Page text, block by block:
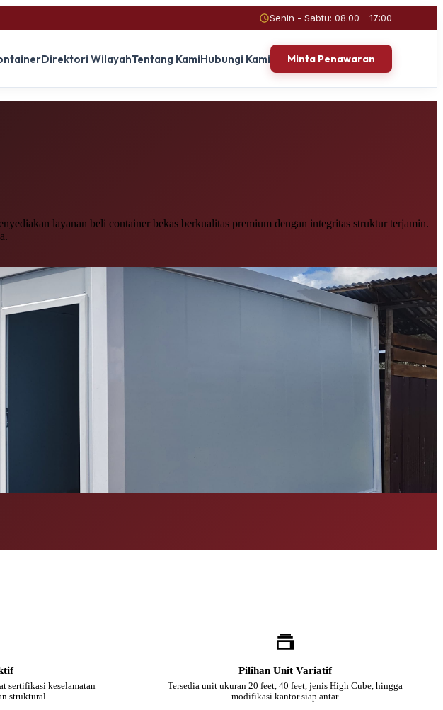
Senin - Sabtu: 08:00 - 17:00
Direktori WilayahTentang KamiHubungi Kami Minta Penawaran
layanan beli container bekas berkualitas premium dengan integritas struktur terjamin.
sertifikasi keselamatan
struktural.
Pilihan Unit Variatif
Tersedia unit ukuran 20 feet, 40 feet, jenis High Cube, hingga
modifikasi kantor siap antar.